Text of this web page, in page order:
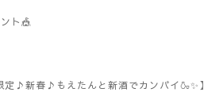
ント🎪
♪新春♪もえたんと新酒でカンパイ🍶✨】